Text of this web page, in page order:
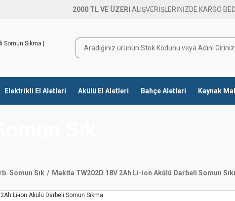
2000 TL VE ÜZERİ ALIŞVERİŞLERİNİZDE KARGO
Elektrikli El Aletleri Akülü El Aletleri Bahçe Aletleri Kaynak
Somun Sık Makita TW202D 18V 2Ah Li-ion Akülü Darbeli Somun